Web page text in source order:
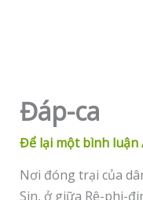
Đáp-ca
Để lại một bình luận
Nơi đóng trại của
Sin, ở giữa Rê-phi-